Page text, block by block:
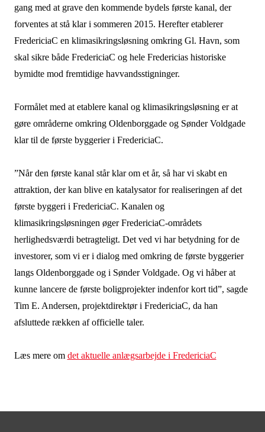
gang med at grave den kommende bydels første kanal, der
forventes at stå klar i sommeren 2015. Herefter etablerer
FredericiaC en klimasikringsløsning omkring Gl. Havn, som
skal sikre både FredericiaC og hele Fredericias historiske
bymidte mod fremtidige havvandsstigninger.
Formålet med at etablere kanal og klimasikringsløsning er at
gøre områderne omkring Oldenborggade og Sønder Voldgade
klar til de første byggerier i FredericiaC.
”Når den første kanal står klar om et år, så har vi skabt en
attraktion, der kan blive en katalysator for realiseringen af det
første byggeri i FredericiaC. Kanalen og
klimasikringsløsningen øger FredericiaC-områdets
herlighedsværdi betragteligt. Det ved vi har betydning for de
investorer, som vi er i dialog med omkring de første byggerier
langs Oldenborggade og i Sønder Voldgade. Og vi håber at
kunne lancere de første boligprojekter indenfor kort tid”, sagde
Tim E. Andersen, projektdirektør i FredericiaC, da han
afsluttede rækken af officielle taler.
Læs mere om det aktuelle anlægsarbejde i FredericiaC